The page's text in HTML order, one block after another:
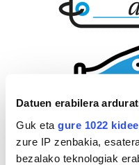
Datuen erabilera
Guk eta gure 1022
zure IP zenbakia,
bezalako teknologiak